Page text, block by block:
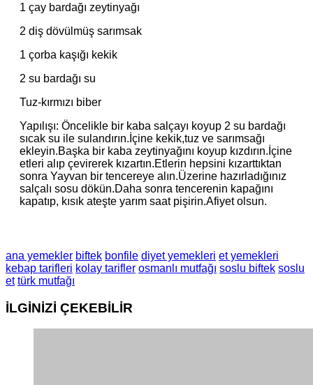
1 çay bardağı zeytinyağı
2 diş dövülmüş sarımsak
1 çorba kaşığı kekik
2 su bardağı su
Tuz-kırmızı biber
Yapılışı: Öncelikle bir kaba salçayı koyup 2 su bardağı
sıcak su ile sulandırın.İçine kekik,tuz ve sarımsağı
ekleyin.Başka bir kaba zeytinyağını koyup kızdırın.İçine
etleri alıp çevirerek kızartın.Etlerin hepsini kızarttıktan
sonra Yayvan bir tencereye alın.Üzerine hazırladığınız
salçalı sosu dökün.Daha sonra tencerenin kapağını
kapatıp, kısık ateşte yarım saat pişirin.Afiyet olsun.
ana yemekler biftek bonfile diyet yemekleri et yemekleri
kebap tarifleri kolay tarifler osmanlı mutfağı soslu biftek soslu
et türk mutfağı
İLGİNİZİ ÇEKEBİLİR